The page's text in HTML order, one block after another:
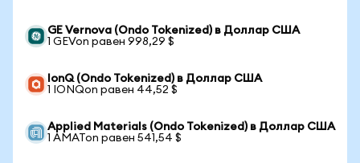
GE Vernova (Ondo Tokenized) в Доллар США
1 GEVon равен 998,29 $
IonQ (Ondo Tokenized) в Доллар США
1 IONQon равен 44,52 $
Applied Materials (Ondo Tokenized) в Доллар США
1 AMATon равен 541,54 $